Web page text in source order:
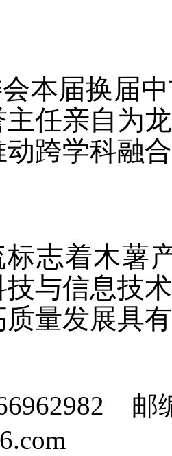
本届换届
主任亲自为
跨学科融
标志着木薯
与信息技
量发展具